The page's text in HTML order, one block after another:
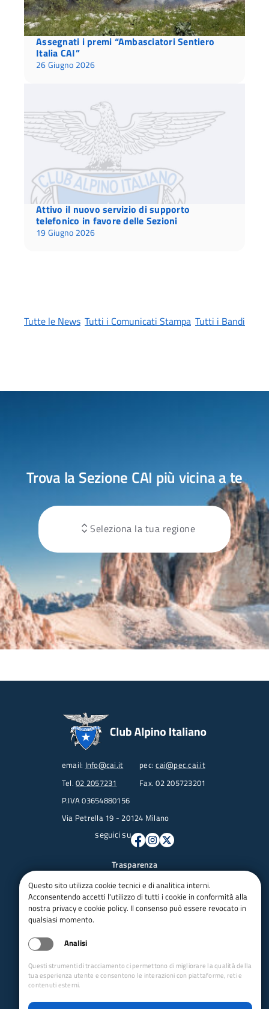
Assegnati i premi “Ambasciatori Sentiero
Italia CAI”
26 Giugno 2026
Attivo il nuovo servizio di supporto
telefonico in favore delle Sezioni
19 Giugno 2026
Tutte le News Tutti i Comunicati Stampa Tutti i Bandi
Trova la Sezione CAI più vicina a te
email: Info@cai.it pec:cai@pec.cai.it
Tel. 02 2057231
Fax. 02 205723201
P.IVA 03654880156
Via Petrella 19 - 20124 Milano
seguici su
Trasparenza
Amministrazione trasparente
Albo pretorio online
Appalti
Concorsi
Iso 14001
Questo sito utilizza cookie tecnici e di analitica interni.
Acconsentendo accetti l'utilizzo di tutti i cookie in conformità alla
nostra privacy e cookie policy. Il consenso può essere revocato in
qualsiasi momento.
Analisi
Questi strumenti di tracciamento ci permettono di migliorare la qualità della
tua esperienza utente e consentono le interazioni con piattaforme, reti e
contenuti esterni.